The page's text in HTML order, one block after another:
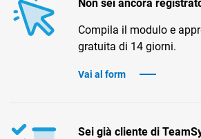
Fatturazione
Financial Solutions
TeamSystem Corporate
Non sei ancora
Compila il modulo e
gratuita di 14 giorni.
Vai al form
Sei già cliente di